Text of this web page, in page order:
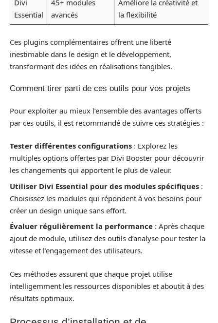
Divi
Essential
45+ modules
avancés
Améliore la créativité et
la flexibilité
Ces plugins complémentaires offrent une liberté
inestimable dans le design et le développement,
transformant des idées en réalisations tangibles.
Comment tirer parti de ces outils pour vos projets
Pour exploiter au mieux l’ensemble des avantages offerts
par ces outils, il est recommandé de suivre ces stratégies :
Tester différentes configurations : Explorez les
multiples options offertes par Divi Booster pour découvrir
les changements qui apportent le plus de valeur.
Utiliser Divi Essential pour des modules spécifiques :
Choisissez les modules qui répondent à vos besoins pour
créer un design unique sans effort.
Évaluer régulièrement la performance : Après chaque
ajout de module, utilisez des outils d’analyse pour tester la
vitesse et l’engagement des utilisateurs.
Ces méthodes assurent que chaque projet utilise
intelligemment les ressources disponibles et aboutit à des
résultats optimaux.